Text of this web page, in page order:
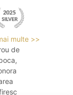
multe >>
de